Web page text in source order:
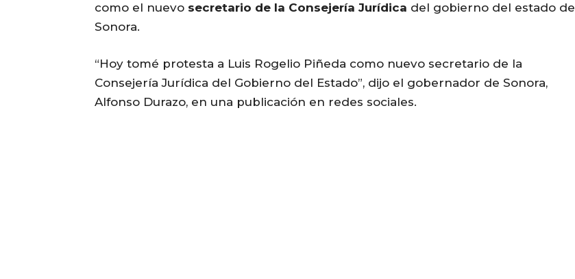
como el nuevo secretario de la Consejería Jurídica del gobierno del estado de
Sonora.
“Hoy tomé protesta a Luis Rogelio Piñeda como nuevo secretario de la
Consejería Jurídica del Gobierno del Estado”, dijo el gobernador de Sonora,
Alfonso Durazo, en una publicación en redes sociales.